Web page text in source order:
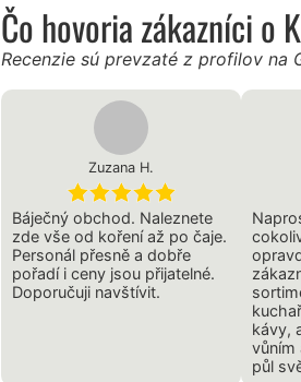
Čo hovoria zákazníci o
Recenzie sú prevzaté z profilov na
Zuzana H.
Báječný obchod. Naleznete
zde vše od koření až po čaje.
Personál přesně a dobře
pořadí i ceny jsou přijatelné.
Doporučuji navštívit.
kávy,
vůním
půl